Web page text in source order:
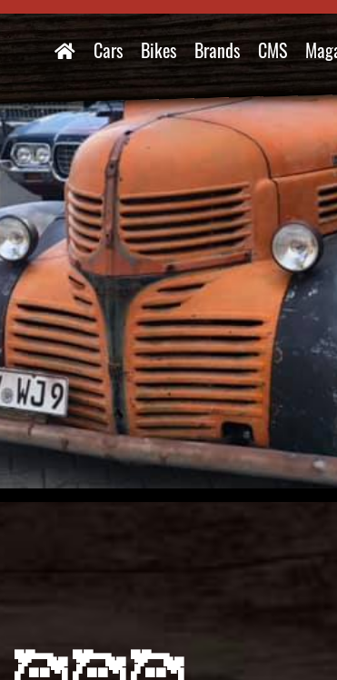
Cars Bikes Brands CMS